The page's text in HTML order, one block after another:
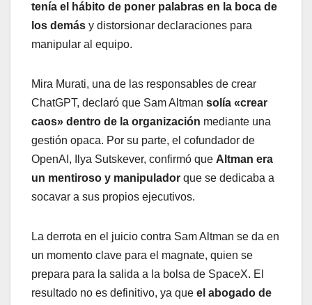
tenía el hábito de poner palabras en la boca de
los demás y distorsionar declaraciones para
manipular al equipo.
Mira Murati, una de las responsables de crear
ChatGPT, declaró que Sam Altman solía «crear
caos» dentro de la organización mediante una
gestión opaca. Por su parte, el cofundador de
OpenAI, Ilya Sutskever, confirmó que Altman era
un mentiroso y manipulador que se dedicaba a
socavar a sus propios ejecutivos.
La derrota en el juicio contra Sam Altman se da en
un momento clave para el magnate, quien se
prepara para la salida a la bolsa de SpaceX. El
resultado no es definitivo, ya que el abogado de